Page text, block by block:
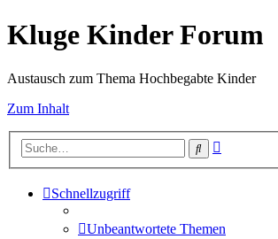
Kluge Kinder Forum
Austausch zum Thema Hochbegabte Kinder
Zum Inhalt
Suche
Schnellzugriff
Unbeantwortete Themen